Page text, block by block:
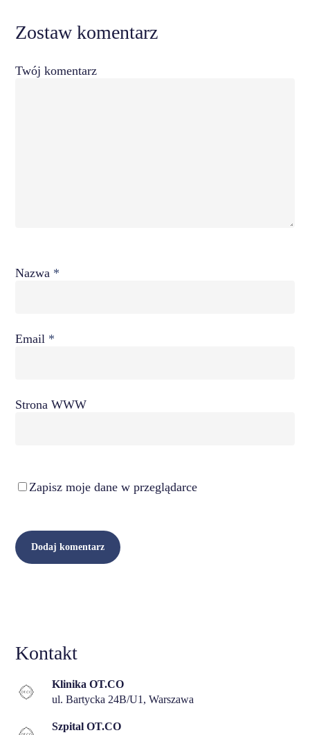
Zostaw komentarz
Twój komentarz
Nazwa *
Email *
Strona WWW
Zapisz moje dane w przeglądarce
Kontakt
Klinika OT.CO
ul. Bartycka 24B/U1, Warszawa
Szpital OT.CO